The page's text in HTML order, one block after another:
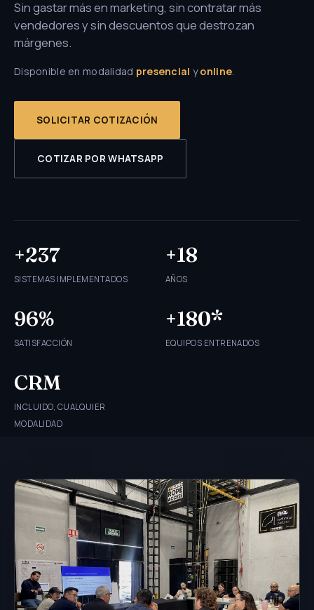
Sin gastar más en marketing, sin contratar más
vendedores y sin descuentos que destrozan
márgenes.
Disponible en modalidad presencial yonline.
SOLICITAR COTIZACIÓN
COTIZAR POR WHATSAPP
+237
SISTEMAS IMPLEMENTADOS
+18
AÑOS
96%
SATISFACCIÓN
+180*
EQUIPOS ENTRENADOS
CRM
INCLUIDO, CUALQUIER
MODALIDAD